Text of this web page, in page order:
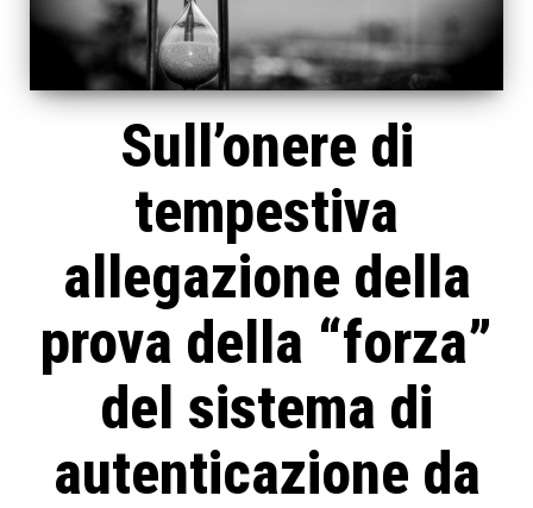
Sull’onere di
tempestiva
allegazione della
prova della “forza”
del sistema di
autenticazione da